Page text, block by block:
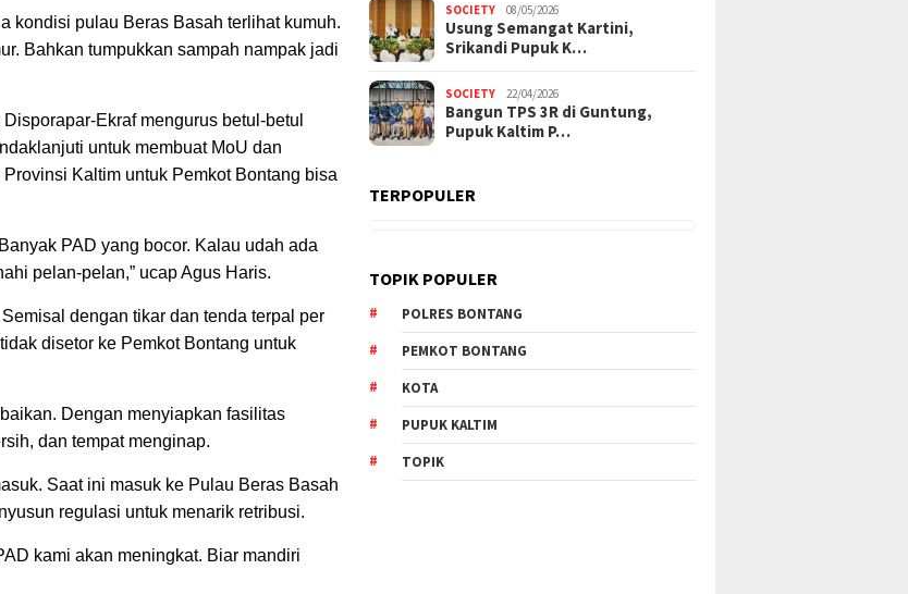
kondisi pulau Beras Basah terlihat kumuh.
Bahkan tumpukkan sampah nampak jadi
Ekraf mengurus betul-betul
untuk membuat MoU dan
Kaltim untuk Pemkot Bontang bisa
PAD yang bocor. Kalau udah ada
pelan-pelan,” ucap Agus Haris.
dengan tikar dan tenda terpal per
disetor ke Pemkot Bontang untuk
Dengan menyiapkan fasilitas
dan tempat menginap.
Saat ini masuk ke Pulau Beras Basah
regulasi untuk menarik retribusi.
kami akan meningkat. Biar mandiri
SOCIETY 08/05/2026
Usung Semangat Kartini,
Srikandi Pupuk K…
SOCIETY 22/04/2026
Bangun TPS 3R di Guntung,
Pupuk Kaltim P…
TERPOPULER
TOPIK POPULER
POLRES BONTANG
PEMKOT BONTANG
KOTA
PUPUK KALTIM
TOPIK